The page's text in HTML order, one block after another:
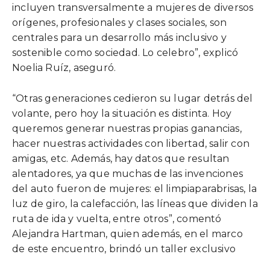
incluyen transversalmente a mujeres de diversos
orígenes, profesionales y clases sociales, son
centrales para un desarrollo más inclusivo y
sostenible como sociedad. Lo celebro”, explicó
Noelia Ruíz, aseguró.
“Otras generaciones cedieron su lugar detrás del
volante, pero hoy la situación es distinta. Hoy
queremos generar nuestras propias ganancias,
hacer nuestras actividades con libertad, salir con
amigas, etc. Además, hay datos que resultan
alentadores, ya que muchas de las invenciones
del auto fueron de mujeres: el limpiaparabrisas, la
luz de giro, la calefacción, las líneas que dividen la
ruta de ida y vuelta, entre otros”, comentó
Alejandra Hartman, quien además, en el marco
de este encuentro, brindó un taller exclusivo